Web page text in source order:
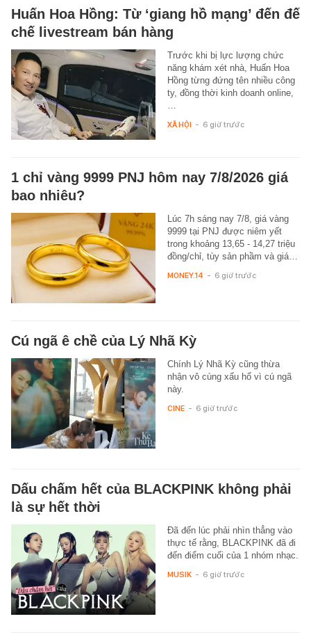
Huấn Hoa Hồng: Từ ‘giang hồ mạng’ đến đế
chế livestream bán hàng
Trước khi bị lực lượng chức
năng khám xét nhà, Huấn Hoa
Hồng từng đứng tên nhiều công
ty, đồng thời kinh doanh online,
…
XÃ HỘI - 6 giờ trước
1 chỉ vàng 9999 PNJ hôm nay 7/8/2026 giá
bao nhiêu?
Lúc 7h sáng nay 7/8, giá vàng
9999 tại PNJ được niêm yết
trong khoảng 13,65 - 14,27 triệu
đồng/chỉ, tùy sản phầm và giá…
MONEY.14 - 6 giờ trước
Cú ngã ê chề của Lý Nhã Kỳ
Chính Lý Nhã Kỳ cũng thừa
nhận vô cùng xấu hổ vì cú ngã
này.
CINE - 6 giờ trước
Dấu chấm hết của BLACKPINK không phải
là sự hết thời
Đã đến lúc phải nhìn thẳng vào
thực tế rằng, BLACKPINK đã đi
đến điểm cuối của 1 nhóm nhạc.
MUSIK - 6 giờ trước